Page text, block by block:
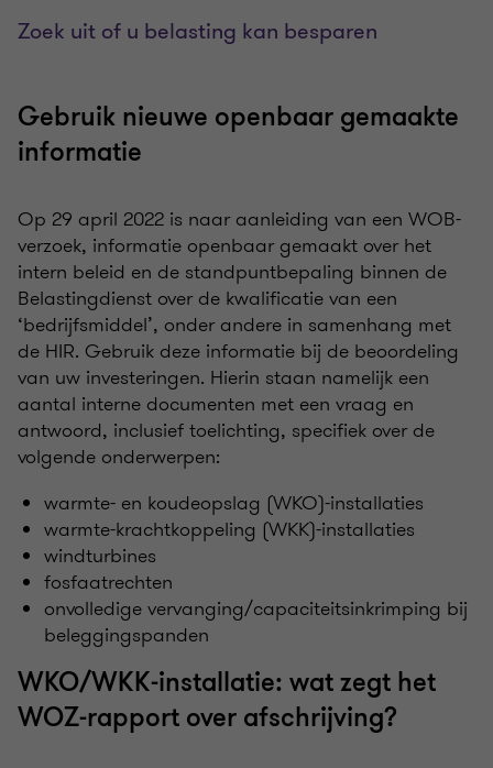
Zoek uit of u belasting kan besparen
Gebruik nieuwe openbaar gemaakte
informatie
Op 29 april 2022 is naar aanleiding van een WOB-
verzoek, informatie openbaar gemaakt over het
intern beleid en de standpuntbepaling binnen de
Belastingdienst over de kwalificatie van een
‘bedrijfsmiddel’, onder andere in samenhang met
de HIR. Gebruik deze informatie bij de beoordeling
van uw investeringen. Hierin staan namelijk een
aantal interne documenten met een vraag en
antwoord, inclusief toelichting, specifiek over de
volgende onderwerpen:
warmte- en koudeopslag (WKO)-installaties
warmte-krachtkoppeling (WKK)-installaties
windturbines
fosfaatrechten
onvolledige vervanging/capaciteitsinkrimping bij
beleggingspanden
WKO/WKK-installatie: wat zegt het
WOZ-rapport over afschrijving?